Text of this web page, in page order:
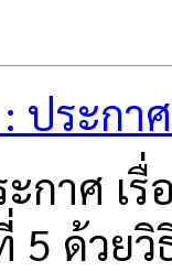
ประกา
ะกาศ เ
5 ด้วยวิ